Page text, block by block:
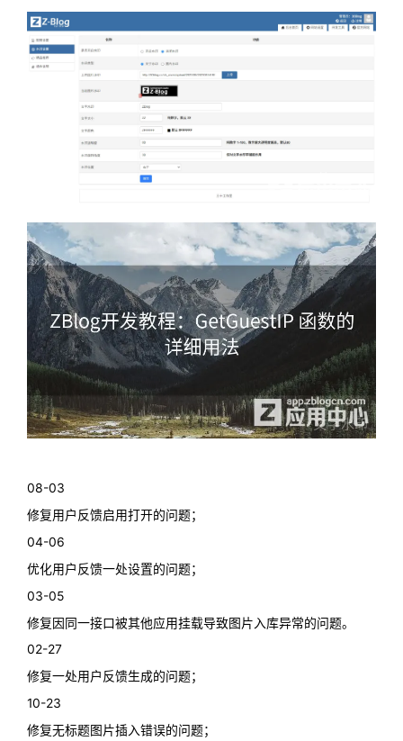
08-03
修复用户反馈启用打开的问题；
04-06
优化用户反馈一处设置的问题；
03-05
修复因同一接口被其他应用挂载导致图片入库异常的问题。
02-27
修复一处用户反馈生成的问题；
10-23
修复无标题图片插入错误的问题；